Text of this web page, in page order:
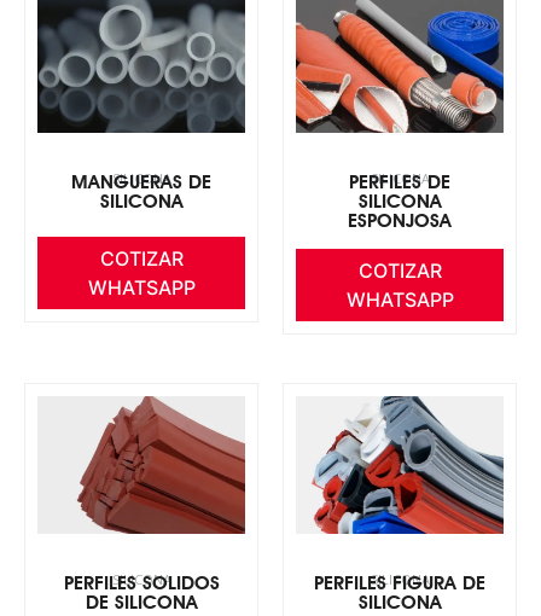
SILICONA
MANGUERAS DE
SILICONA
COTIZAR
WHATSAPP
SILICONA
PERFILES DE
SILICONA
ESPONJOSA
COTIZAR
WHATSAPP
SILICONA
PERFILES SOLIDOS
DE SILICONA
SILICONA
PERFILES FIGURA DE
SILICONA